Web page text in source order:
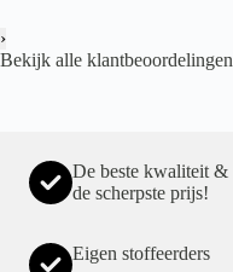
›
Bekijk alle klantbeoordelingen
De beste kwaliteit &
de scherpste prijs!
Eigen stoffeerders